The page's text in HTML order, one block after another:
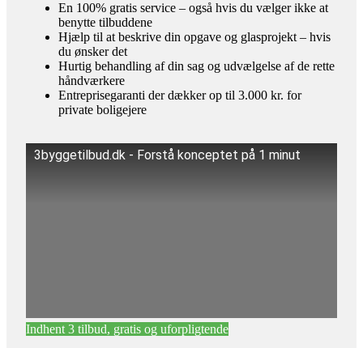
En 100% gratis service – også hvis du vælger ikke at
benytte tilbuddene
Hjælp til at beskrive din opgave og glasprojekt – hvis
du ønsker det
Hurtig behandling af din sag og udvælgelse af de rette
håndværkere
Entreprisegaranti der dækker op til 3.000 kr. for
private boligejere
3byggetilbud.dk - Forstå konceptet på 1 minut
Indhent 3 tilbud, gratis og uforpligtende